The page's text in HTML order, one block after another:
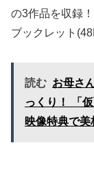
の3作品を収録
ブックレット
読む お母さ
っくり！ 「
映像特典で